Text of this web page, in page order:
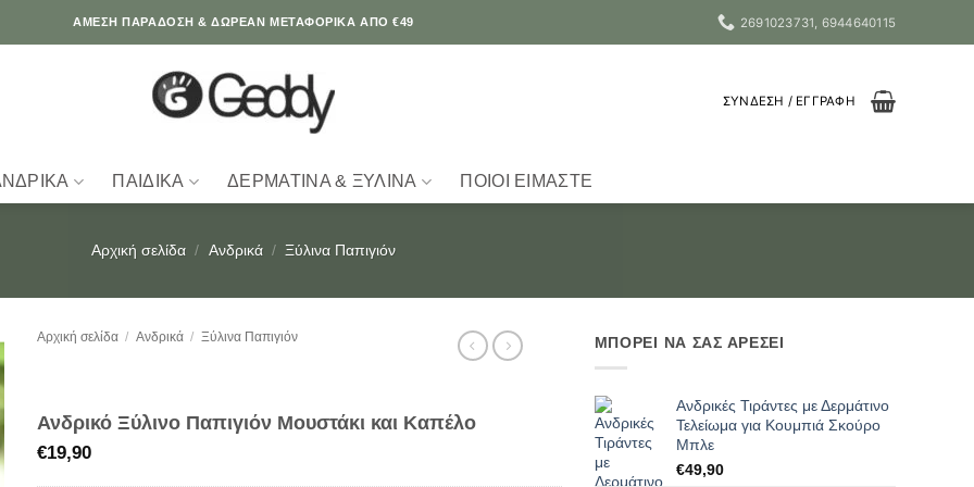
ΆΜΕΣΗ ΠΑΡΑΔΟΣΗ & ΔΩΡΕΑΝ ΜΕΤΑΦΟΡΙΚΑ ΑΠΟ €49 2691023731, 6944640115
ΣΎΝΔΕΣΗ / ΕΓΓΡΑΦΉ
ΠΑΙΔΙΚΆ ΔΕΡΜΆΤΙΝΑ & ΞΎΛΙΝΑ ΠΟΙΟΙ ΕΊΜΑΣΤΕ
Αρχική σελίδα / Ανδρικά / Ξύλινα Παπιγιόν
Αρχική σελίδα / Ανδρικά / Ξύλινα Παπιγιόν
Ανδρικό Ξύλινο Παπιγιόν Μουστάκι και Καπέλο
€19,90
ΜΠΟΡΕΙ ΝΑ ΣΑΣ ΑΡΕΣΕΙ
Ανδρικές Τιράντες με Δερμάτινο
Τελείωμα για Κουμπιά Σκούρο
Μπλε
€49,90